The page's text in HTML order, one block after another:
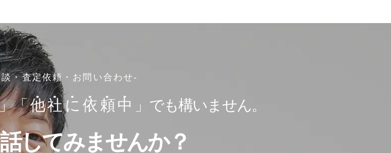
・査定依頼・お問い合わせ-
「他社 に 依 頼 中 」でも構いません。
してみませんか？